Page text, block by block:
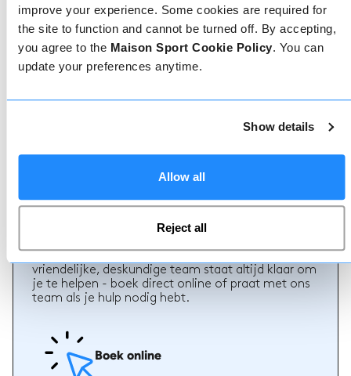
improve your experience. Some cookies are required for
the site to function and cannot be turned off. By accepting,
you agree to the Maison Sport Cookie Policy. You can
update your preferences anytime.
Show details
Allow all
Reject all
Meer dan 90% van onze reviews zijn 5 sterren. Lees
juiste leraar te kiezen. Boek lessen met een van
vriendelijke, deskundige team staat altijd klaar om
je te helpen - boek direct online of praat met ons
team als je hulp nodig hebt.
Boek online